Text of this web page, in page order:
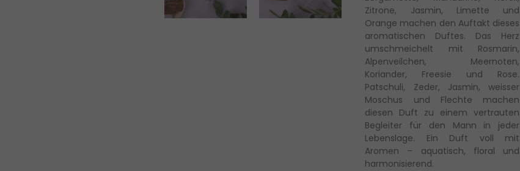
Zitrone, Jasmin, Limette und
Orange machen den Auftakt dieses
aromatischen Duftes. Das Herz
umschmeichelt mit Rosmarin,
Alpenveilchen, Meernoten,
Koriander, Freesie und Rose.
Patschuli, Zeder, Jasmin, weisser
Moschus und Flechte machen
diesen Duft zu einem vertrauten
Begleiter für den Mann in jeder
Lebenslage. Ein Duft voll mit
Aromen – aquatisch, floral und
harmonisierend.